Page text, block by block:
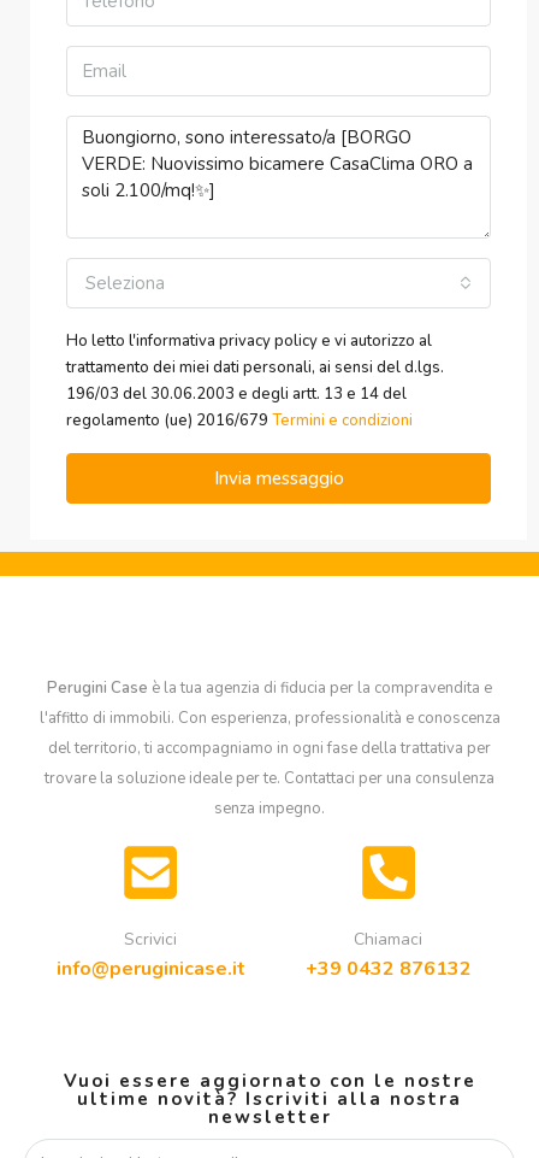
Seleziona
Ho letto l'informativa privacy policy e vi autorizzo al
trattamento dei miei dati personali, ai sensi del d.lgs.
196/03 del 30.06.2003 e degli artt. 13 e 14 del
regolamento (ue) 2016/679 Termini e condizioni
Invia messaggio
Perugini Case è la tua agenzia di fiducia per la compravendita e
l'affitto di immobili. Con esperienza, professionalità e conoscenza
del territorio, ti accompagniamo in ogni fase della trattativa per
trovare la soluzione ideale per te. Contattaci per una consulenza
senza impegno.
Scrivici
info@peruginicase.it
Chiamaci
+39 0432 876132
Vuoi essere aggiornato con le nostre
ultime novità? Iscriviti alla nostra
newsletter